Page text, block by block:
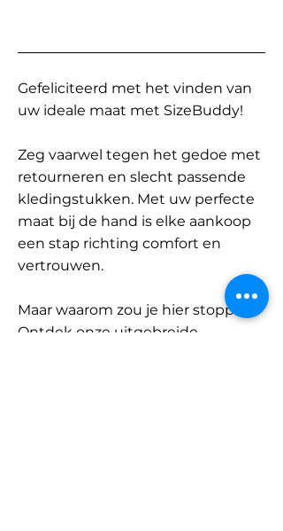
Gefeliciteerd met het vinden van
uw ideale maat met SizeBuddy!
Zeg vaarwel tegen het gedoe met
retourneren en slecht passende
kledingstukken. Met uw perfecte
maat bij de hand is elke aankoop
een stap richting comfort en
vertrouwen.
Maar waarom zou je hier stoppen?
Ontdek onze uitgebreide